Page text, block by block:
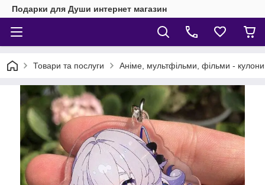
Подарки для Души интернет магазин
Товари та послуги Аніме, мультфільми, фільми -